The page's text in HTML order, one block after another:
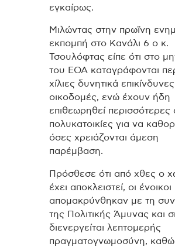
εγκαίρως.
Μιλώντας στην πρωϊνη
εκπομπή στο Κανάλι 6 ο κ.
Τσουλόφτας είπε ότι στο
του ΕΟΑ καταγράφονται
χίλιες δυνητικά επικίνδυνες
οικοδομές, ενώ έχουν ήδη
επιθεωρηθεί
πολυκατοικίες για να
όσες χρειάζονται άμεση
παρέμβαση.
Πρόσθεσε ότι από χθες ο
έχει αποκλειστεί, οι ένοικοι
απομακρύνθηκαν με τη
της Πολιτικής Άμυνας και
διενεργείται λεπτομερής
πραγματογνωμοσύνη,